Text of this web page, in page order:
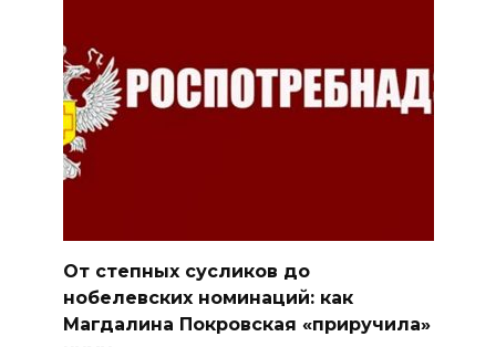
От степных сусликов до
нобелевских номинаций: как
Магдалина Покровская «приручила»